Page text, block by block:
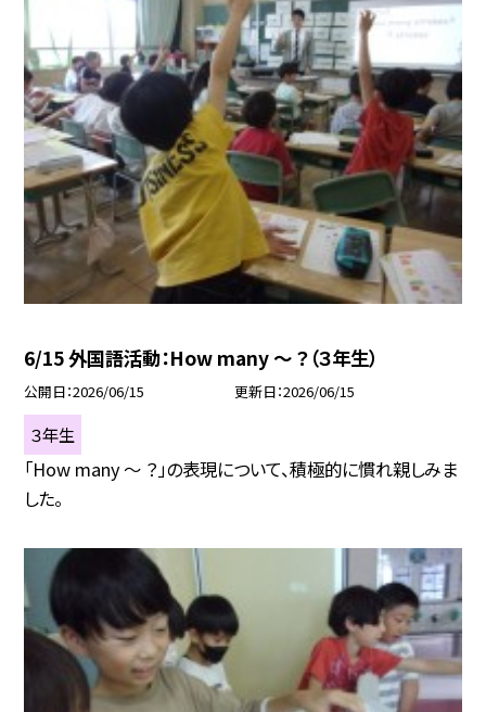
6/15 外国語活動：How many ～ ？（３年生）
公開日 2026/06/15 更新日 2026/06/15
３年生
「How many ～ ？」の表現について、積極的に慣れ親しみま
した。